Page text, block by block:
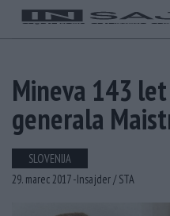
Mineva 143
generala
SLOVENIJA
29. marec 2017 -Insajder /STA